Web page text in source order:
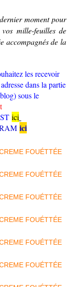
moment pour
mille-feuilles de
accompagnés de la
les recevoir
dans la partie
sous le
ici
ici